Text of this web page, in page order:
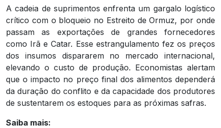
A cadeia de suprimentos enfrenta um gargalo logístico
crítico com o bloqueio no Estreito de Ormuz, por onde
passam as exportações de grandes fornecedores
como Irã e Catar. Esse estrangulamento fez os preços
dos insumos dispararem no mercado internacional,
elevando o custo de produção. Economistas alertam
que o impacto no preço final dos alimentos dependerá
da duração do conflito e da capacidade dos produtores
de sustentarem os estoques para as próximas safras.
Saiba mais: